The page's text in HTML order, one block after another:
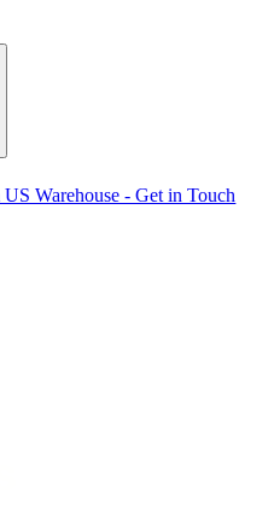
Warehouse - Get in Touch